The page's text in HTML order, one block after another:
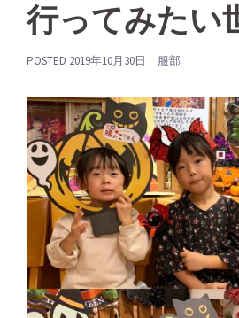
行ってみたい
POSTED 2019年10月30日 服部